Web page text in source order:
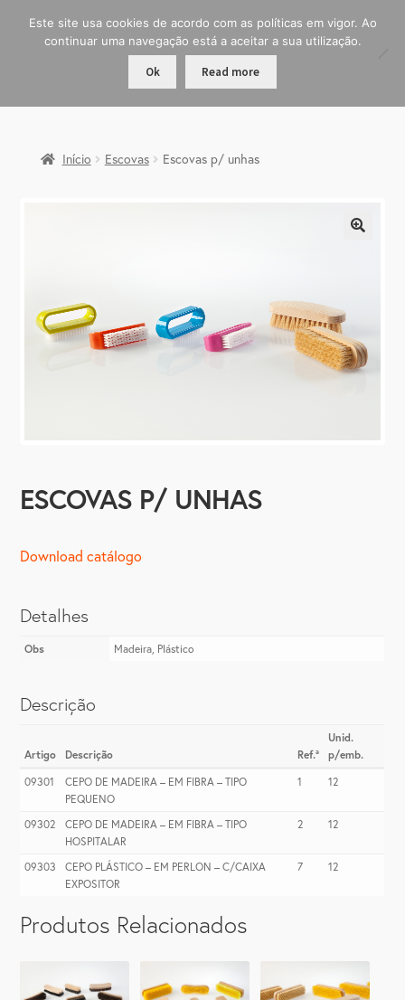
Início Escovas Escovas p/ unhas
ESCOVAS P/ UNHAS
Download catálogo
Detalhes
Obs Madeira, Plástico
Descrição
Artigo Descrição Ref.ª
Unid.
p/emb.
09301
CEPO DE MADEIRA – EM FIBRA – TIPO
PEQUENO
1 12
09302
CEPO DE MADEIRA – EM FIBRA – TIPO
HOSPITALAR
2 12
09303
CEPO PLÁSTICO – EM PERLON – C/CAIXA
EXPOSITOR
7 12
Produtos Relacionados
Este site usa cookies de acordo com as políticas em vigor. Ao
continuar uma navegação está a aceitar a sua utilização.
Ok Read more